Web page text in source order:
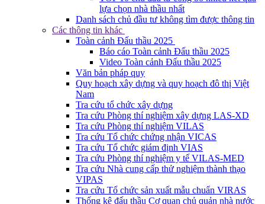
lựa chọn nhà thầu nhất
Danh sách chủ đầu tư không tìm được thông tin
Các thông tin khác
Toàn cảnh Đấu thầu 2025
Báo cáo Toàn cảnh Đấu thầu 2025
Video Toàn cảnh Đấu thầu 2025
Văn bản pháp quy
Quy hoạch xây dựng và quy hoạch đô thị Việt
Nam
Tra cứu tổ chức xây dựng
Tra cứu Phòng thí nghiệm xây dựng LAS-XD
Tra cứu Phòng thí nghiệm VILAS
Tra cứu Tổ chức chứng nhận VICAS
Tra cứu Tổ chức giám định VIAS
Tra cứu Phòng thí nghiệm y tế VILAS-MED
Tra cứu Nhà cung cấp thử nghiệm thành thạo
VIPAS
Tra cứu Tổ chức sản xuất mẫu chuẩn VIRAS
Thống kê đấu thầu Cơ quan chủ quản nhà nước